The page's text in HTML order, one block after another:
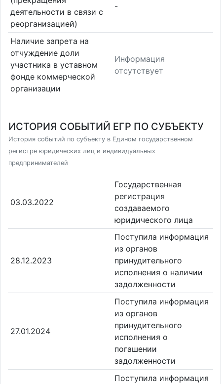
деятельности в связи с
реорганизацией)
-
Наличие запрета на
отчуждение доли
участника в уставном
фонде коммерческой
организации
Информация
отсутствует
ИСТОРИЯ СОБЫТИЙ ЕГР ПО СУБЪЕКТУ
История событий по субъекту в Едином государственном
регистре юридических лиц и индивидуальных
предпринимателей
03.03.2022
Государственная
регистрация
создаваемого
юридического лица
28.12.2023
Поступила информация
из органов
принудительного
исполнения о наличии
задолженности
27.01.2024
Поступила информация
из органов
принудительного
исполнения о
погашении
задолженности
Поступила информация